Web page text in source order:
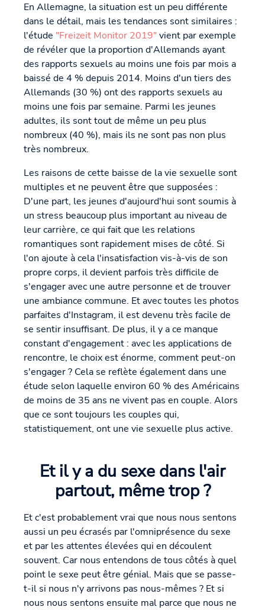
En Allemagne, la situation est un peu différente
dans le détail, mais les tendances sont similaires :
l'étude "Freizeit Monitor 2019"vient par exemple
de révéler que la proportion d'Allemands ayant
des rapports sexuels au moins une fois par mois a
baissé de 4 % depuis 2014. Moins d'un tiers des
Allemands (30 %) ont des rapports sexuels au
moins une fois par semaine. Parmi les jeunes
adultes, ils sont tout de même un peu plus
nombreux (40 %), mais ils ne sont pas non plus
très nombreux.
Les raisons de cette baisse de la vie sexuelle sont
multiples et ne peuvent être que supposées :
D'une part, les jeunes d'aujourd'hui sont soumis à
un stress beaucoup plus important au niveau de
leur carrière, ce qui fait que les relations
romantiques sont rapidement mises de côté. Si
l'on ajoute à cela l'insatisfaction vis-à-vis de son
propre corps, il devient parfois très difficile de
s'engager avec une autre personne et de trouver
une ambiance commune. Et avec toutes les photos
parfaites d'Instagram, il est devenu très facile de
se sentir insuffisant. De plus, il y a ce manque
constant d'engagement : avec les applications de
rencontre, le choix est énorme, comment peut-on
s'engager ? Cela se reflète également dans une
étude selon laquelle environ 60 % des Américains
de moins de 35 ans ne vivent pas en couple. Alors
que ce sont toujours les couples qui,
statistiquement, ont une vie sexuelle plus active.
Et il y a du sexe dans l'air
partout, même trop ?
Et c'est probablement vrai que nous nous sentons
aussi un peu écrasés par l'omniprésence du sexe
et par les attentes élevées qui en découlent
souvent. Car nous entendons de tous côtés à quel
point le sexe peut être génial. Mais que se passe-
t-il si nous n'y arrivons pas nous-mêmes ? Et si
nous nous sentons ensuite mal parce que nous ne